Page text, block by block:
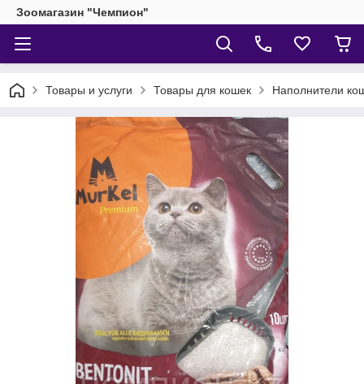
Зоомагазин "Чемпион"
Товары и услуги Товары для кошек Наполнители